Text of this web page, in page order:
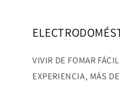
VIVIR DE FOMAR
EXPERIENCIA, MÁS